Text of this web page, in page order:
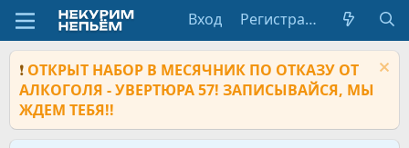
Вход Регистрация
❗ ОТКРЫТ НАБОР В МЕСЯЧНИК ПО ОТКАЗУ ОТ
АЛКОГОЛЯ - УВЕРТЮРА 57! ЗАПИСЫВАЙСЯ, МЫ
ЖДЕМ ТЕБЯ!!